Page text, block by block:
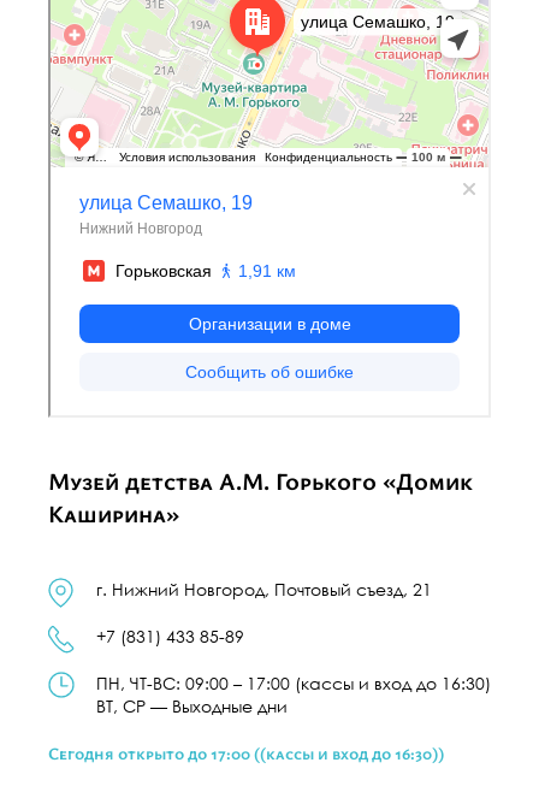
Музей детства А.М. Горького «Домик
Каширина»
г. Нижний Новгород, Почтовый съезд, 21
+7 (831) 433 85-89
ПН, ЧТ-ВС: 09:00 – 17:00 (кассы и вход до 16:30)
ВТ, СР — Выходные дни
Сегодня открыто до 17:00 ((кассы и вход до 16:30))